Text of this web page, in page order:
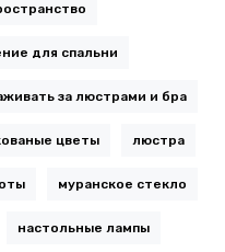
для спальни
за люстрами и бра
цветы люстра
муранское стекло
настольные лампы